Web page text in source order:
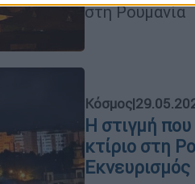
στη Ρουμανία
Κόσμος|
Η στιγμή
κτίριο στη